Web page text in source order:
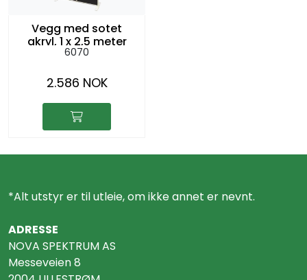
Vegg med sotet
akryl, 1 x 2,5 meter
6070
2.586 NOK
*Alt utstyr er til utleie, om ikke annet er nevnt.
ADRESSE
NOVA SPEKTRUM AS
Messeveien 8